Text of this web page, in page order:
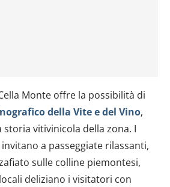
Monte offre la possibilità di
della Vite e del Vino,
vitivinicola della zona. I
a passeggiate rilassanti,
sulle colline piemontesi,
deliziano i visitatori con